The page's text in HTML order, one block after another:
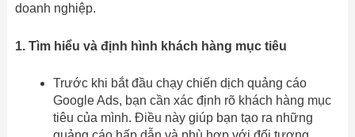
doanh nghiệp.
1. Tìm hiểu và định hình khách hàng mục tiêu
Trước khi bắt đầu chạy chiến dịch quảng cáo
Google Ads, bạn cần xác định rõ khách hàng mục
tiêu của mình. Điều này giúp bạn tạo ra những